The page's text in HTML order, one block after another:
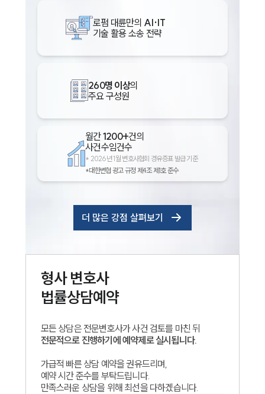
로펌 대륜만의 AI·IT
기술 활용 소송 전략
260명 이상의
주요 구성원
월간1200+건의
사건수임건수
* 2026년 1월 변호사협회 경유증표 발급 기준
*대한변협 광고 규정 제4조 제1호 준수
더 많은 강점 살펴보기
형사변호사
법률상담예약
모든 상담은 전문변호사가 사건 검토를 마친 뒤
전문적으로 진행하기에 예약제로 실시됩니다.
가급적 빠른 상담 예약을 권유드리며,
예약 시간 준수를 부탁드립니다.
만족스러운 상담을 위해 최선을 다하겠습니다.